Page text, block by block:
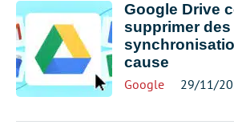
Google Drive
supprimer
cause
Google 29/11/